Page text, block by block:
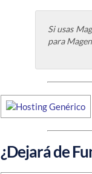
Si usas
para
¿Dejará de